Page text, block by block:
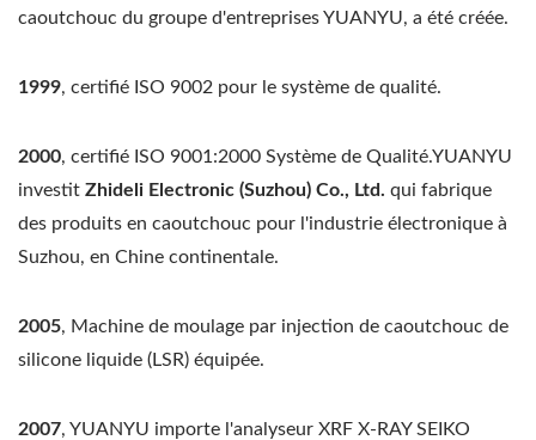
caoutchouc du groupe d'entreprises YUANYU, a été créée.
1999, certifié ISO 9002 pour le système de qualité.
2000, certifié ISO 9001:2000 Système de Qualité.YUANYU
investit Zhideli Electronic (Suzhou) Co., Ltd. qui fabrique
des produits en caoutchouc pour l'industrie électronique à
Suzhou, en Chine continentale.
2005, Machine de moulage par injection de caoutchouc de
silicone liquide (LSR) équipée.
2007, YUANYU importe l'analyseur XRF X-RAY SEIKO